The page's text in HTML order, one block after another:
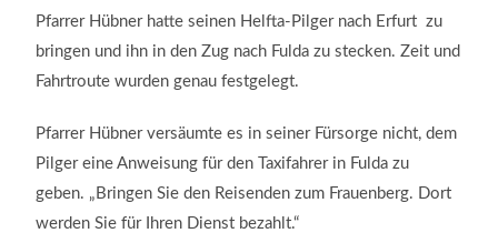
Pfarrer Hübner hatte seinen Helfta-Pilger nach Erfurt zu
bringen und ihn in den Zug nach Fulda zu stecken. Zeit und
Fahrtroute wurden genau festgelegt.
Pfarrer Hübner versäumte es in seiner Fürsorge nicht, dem
Pilger eine Anweisung für den Taxifahrer in Fulda zu
geben. „Bringen Sie den Reisenden zum Frauenberg. Dort
werden Sie für Ihren Dienst bezahlt.“